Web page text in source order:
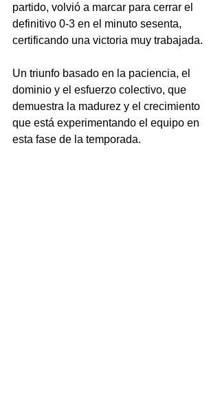
partido, volvió a marcar para cerrar el
definitivo 0-3 en el minuto sesenta,
certificando una victoria muy trabajada.
Un triunfo basado en la paciencia, el
dominio y el esfuerzo colectivo, que
demuestra la madurez y el crecimiento
que está experimentando el equipo en
esta fase de la temporada.